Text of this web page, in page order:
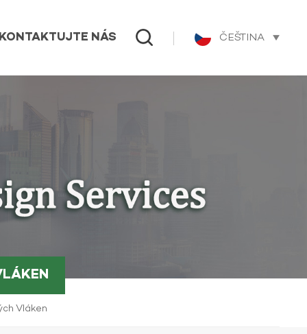
NÁS ČEŠTINA
Vláken